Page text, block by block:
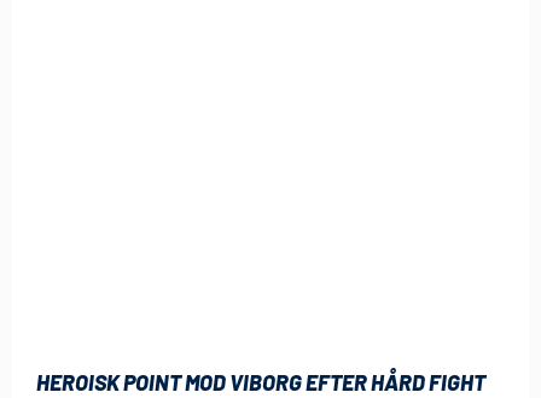
HEROISK POINT MOD VIBORG EFTER HÅRD FIGHT